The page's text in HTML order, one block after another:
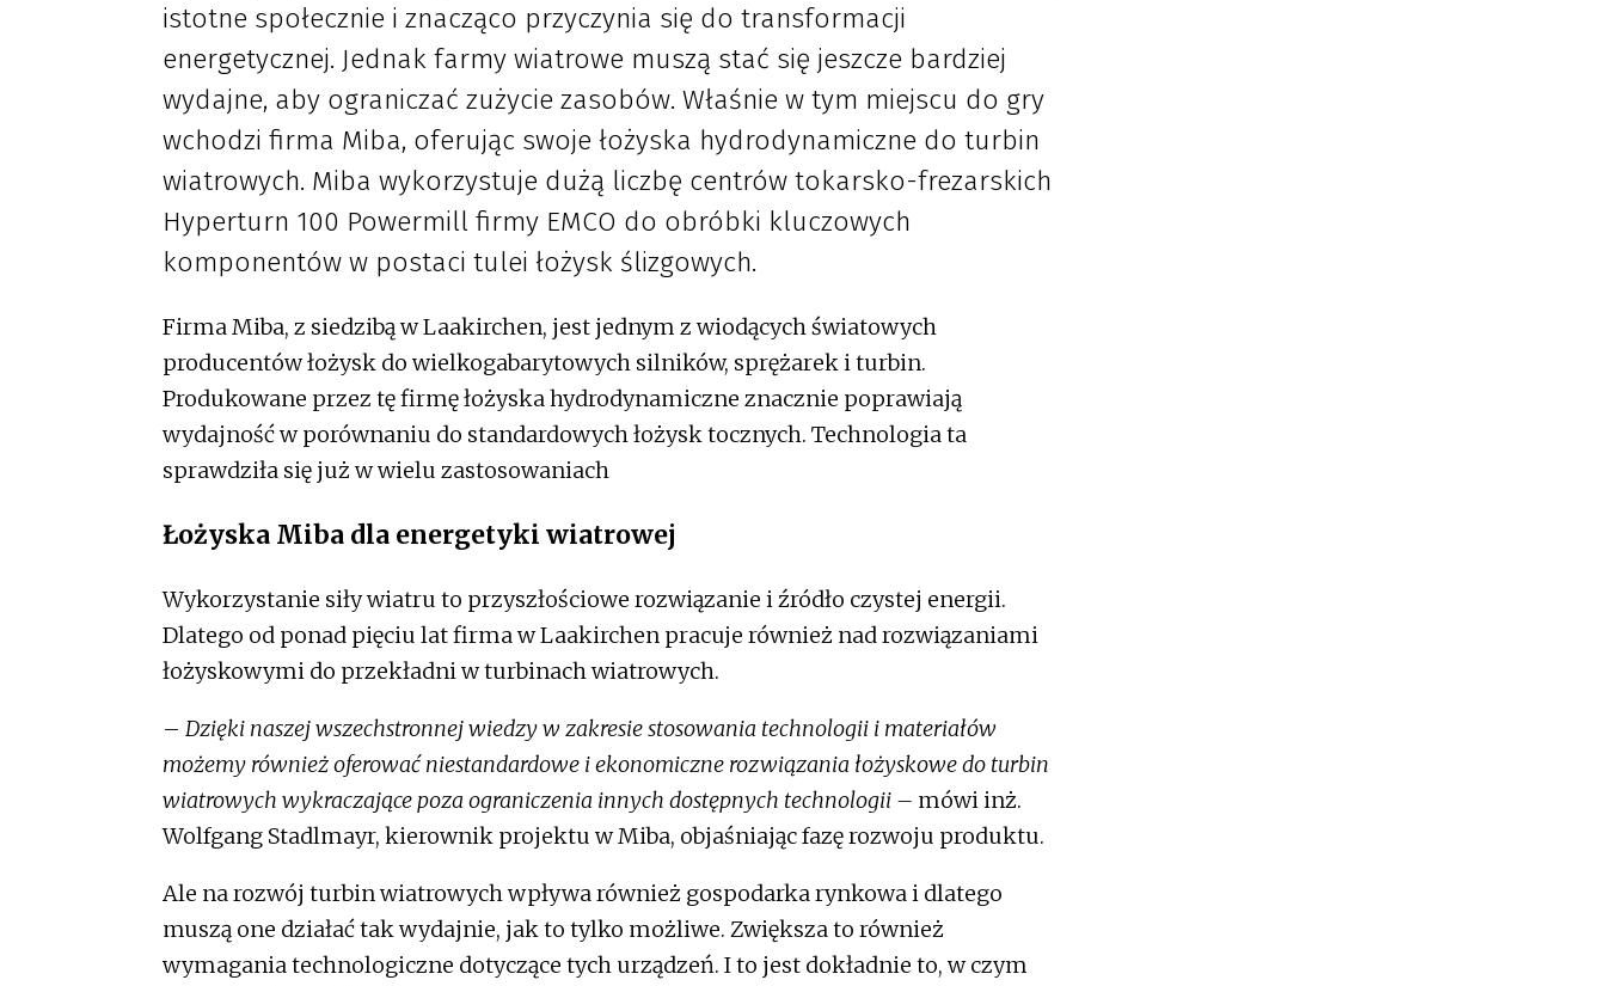
istotne społecznie i znacząco przyczynia się do transformacji
energetycznej. Jednak farmy wiatrowe muszą stać się jeszcze bardziej
wydajne, aby ograniczać zużycie zasobów. Właśnie w tym miejscu do gry
wchodzi firma Miba, oferując swoje łożyska hydrodynamiczne do turbin
wiatrowych. Miba wykorzystuje dużą liczbę centrów tokarsko-frezarskich
Hyperturn 100 Powermill firmy EMCO do obróbki kluczowych
komponentów w postaci tulei łożysk ślizgowych.
Firma Miba, z siedzibą w Laakirchen, jest jednym z wiodących światowych
producentów łożysk do wielkogabarytowych silników, sprężarek i turbin.
Produkowane przez tę firmę łożyska hydrodynamiczne znacznie poprawiają
wydajność w porównaniu do standardowych łożysk tocznych. Technologia ta
sprawdziła się już w wielu zastosowaniach
Łożyska Miba dla energetyki wiatrowej
Wykorzystanie siły wiatru to przyszłościowe rozwiązanie i źródło czystej energii.
Dlatego od ponad pięciu lat firma w Laakirchen pracuje również nad rozwiązaniami
łożyskowymi do przekładni w turbinach wiatrowych.
– Dzięki naszej wszechstronnej wiedzy w zakresie stosowania technologii i materiałów
możemy również oferować niestandardowe i ekonomiczne rozwiązania łożyskowe do turbin
wiatrowych wykraczające poza ograniczenia innych dostępnych technologii – mówi inż.
Wolfgang Stadlmayr, kierownik projektu w Miba, objaśniając fazę rozwoju produktu.
Ale na rozwój turbin wiatrowych wpływa również gospodarka rynkowa i dlatego
muszą one działać tak wydajnie, jak to tylko możliwe. Zwiększa to również
wymagania technologiczne dotyczące tych urządzeń. I to jest dokładnie to, w czym